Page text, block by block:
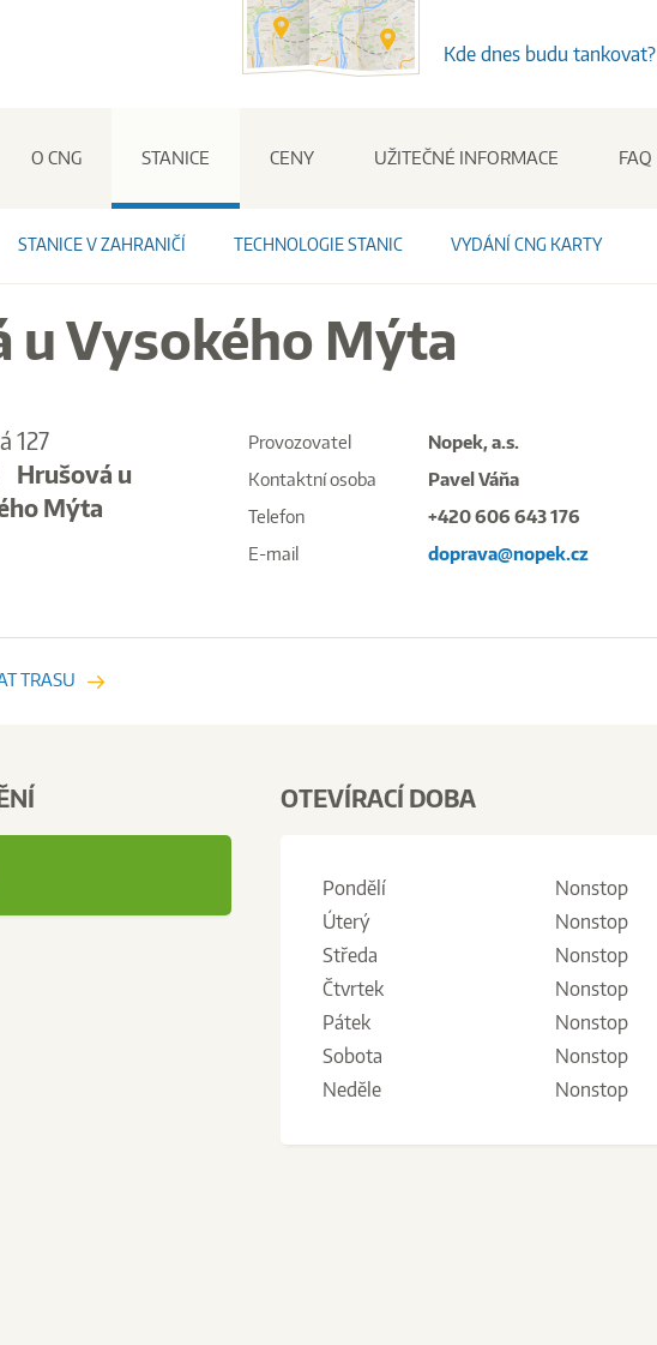
Kde dnes budu tankovat?
O CNG STANICE
STANICE V ZAHRANIČÍ TECHNOLOGIE STANIC VYDÁNÍ CNG KARTY
CENY UŽITEČNÉ INFORMACE FAQ
u Vysokého Mýta
127
Hrušová u
Mýta
Provozovatel
Nopek, a.s.
Kontaktní osoba
Pavel Váňa
Telefon
+420 606 643 176
E-mail
doprava@nopek.cz
TRASU
OTEVÍRACÍ DOBA
Pondělí
Nonstop
Úterý
Nonstop
Středa
Nonstop
Čtvrtek
Nonstop
Pátek
Nonstop
Sobota
Nonstop
Neděle
Nonstop